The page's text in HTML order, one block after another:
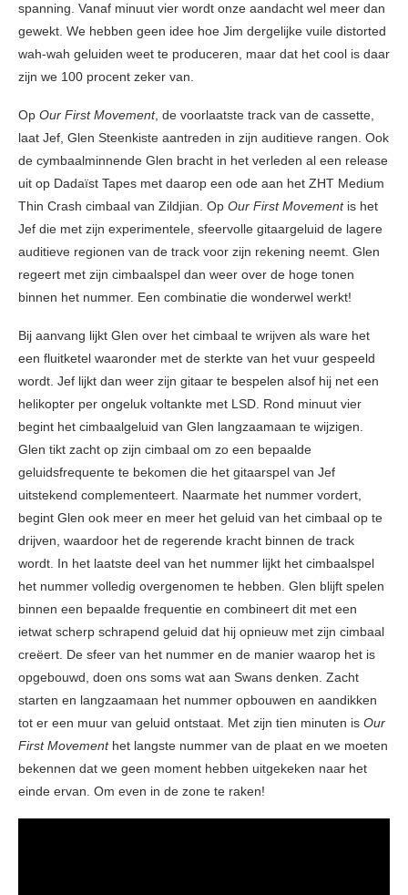
spanning. Vanaf minuut vier wordt onze aandacht wel meer dan
gewekt. We hebben geen idee hoe Jim dergelijke vuile distorted
wah-wah geluiden weet te produceren, maar dat het cool is daar
zijn we 100 procent zeker van.
Op Our First Movement, de voorlaatste track van de cassette,
laat Jef, Glen Steenkiste aantreden in zijn auditieve rangen. Ook
de cymbaalminnende Glen bracht in het verleden al een release
uit op Dadaïst Tapes met daarop een ode aan het ZHT Medium
Thin Crash cimbaal van Zildjian. Op Our First Movementis het
Jef die met zijn experimentele, sfeervolle gitaargeluid de lagere
auditieve regionen van de track voor zijn rekening neemt. Glen
regeert met zijn cimbaalspel dan weer over de hoge tonen
binnen het nummer. Een combinatie die wonderwel werkt!
Bij aanvang lijkt Glen over het cimbaal te wrijven als ware het
een fluitketel waaronder met de sterkte van het vuur gespeeld
wordt. Jef lijkt dan weer zijn gitaar te bespelen alsof hij net een
helikopter per ongeluk voltankte met LSD. Rond minuut vier
begint het cimbaalgeluid van Glen langzaamaan te wijzigen.
Glen tikt zacht op zijn cimbaal om zo een bepaalde
geluidsfrequente te bekomen die het gitaarspel van Jef
uitstekend complementeert. Naarmate het nummer vordert,
begint Glen ook meer en meer het geluid van het cimbaal op te
drijven, waardoor het de regerende kracht binnen de track
wordt. In het laatste deel van het nummer lijkt het cimbaalspel
het nummer volledig overgenomen te hebben. Glen blijft spelen
binnen een bepaalde frequentie en combineert dit met een
ietwat scherp schrapend geluid dat hij opnieuw met zijn cimbaal
creëert. De sfeer van het nummer en de manier waarop het is
opgebouwd, doen ons soms wat aan Swans denken. Zacht
starten en langzaamaan het nummer opbouwen en aandikken
tot er een muur van geluid ontstaat. Met zijn tien minuten is Our
First Movement het langste nummer van de plaat en we moeten
bekennen dat we geen moment hebben uitgekeken naar het
einde ervan. Om even in de zone te raken!